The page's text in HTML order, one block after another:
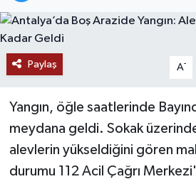
Paylaş A-
Yangın, öğle saatlerinde
meydana geldi. Sokak
alevlerin yükseldiğini gören
durumu 112 Acil Çağrı